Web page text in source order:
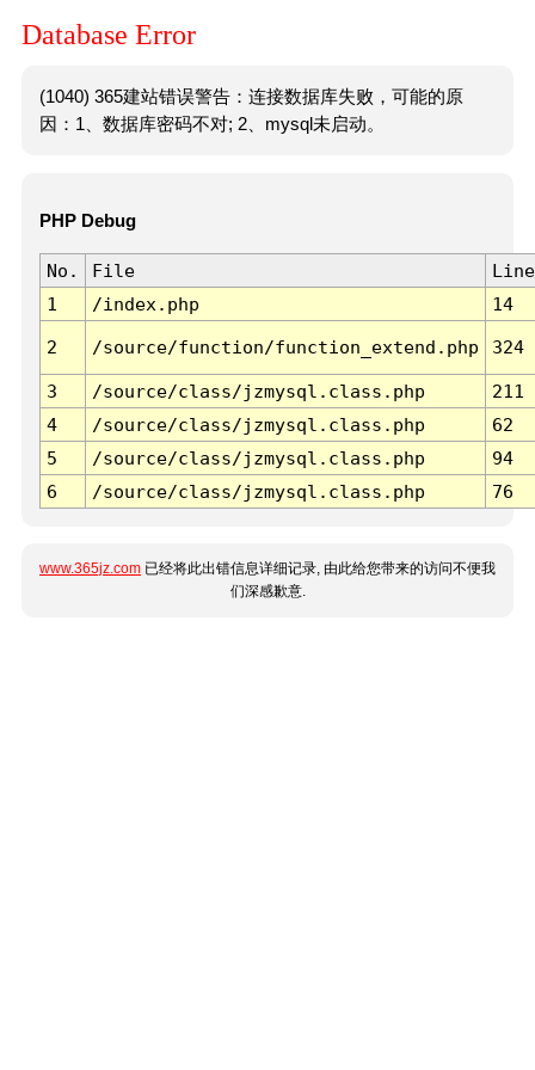
Database Error
(1040) 365建站错误警告：连接数据库失败，可能的原
因：1、数据库密码不对; 2、mysql未启动。
PHP Debug
No. File
Line
1
/index.php 14
2 /source/function/function_extend.php 324
3 /source/class/jzmysql.class.php
211
4
/source/class/jzmysql.class.php
62
5
/source/class/jzmysql.class.php
94
6
/source/class/jzmysql.class.php 76
www.365jz.com 已经将此出错信息详细记录, 由此给您带来的访问不便我
们深感歉意.